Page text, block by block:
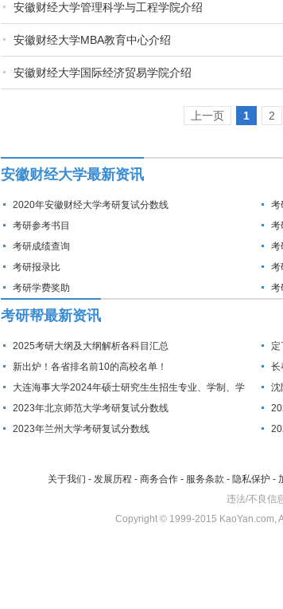
安徽财经大学管理科学与工程学院介绍
安徽财经大学MBA教育中心介绍
安徽财经大学国际经济贸易学院介绍
上一页 1 2
安徽财经大学最新资讯
2020年安徽财经大学考研复试分数线
考
考研参考书目
考
考研成绩查询
考
考研报录比
考
考研学费奖助
考
考研帮最新资讯
2025考研大纲及大纲解析各科目汇总
定
新出炉！各省排名前10的高校名单！
长
大连海事大学2024年硕士研究生生招生专业、学制、学
费标准及拟招生人数
沈
2023年北京师范大学考研复试分数线
2023年兰州大学考研复试分数线
关于我们 - 发展历程 - 商务合作 - 服务条款 - 隐私保护 -
违法/不良信
Copyright © 1999-2015 KaoYan.com,